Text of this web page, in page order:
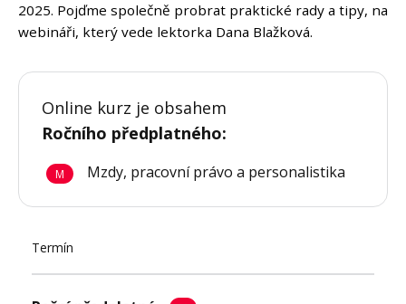
2025. Pojďme společně probrat praktické rady a tipy, na
webináři, který vede lektorka Dana Blažková.
Online kurz je obsahem
Ročního předplatného:
M Mzdy, pracovní právo a personalistika
Termín